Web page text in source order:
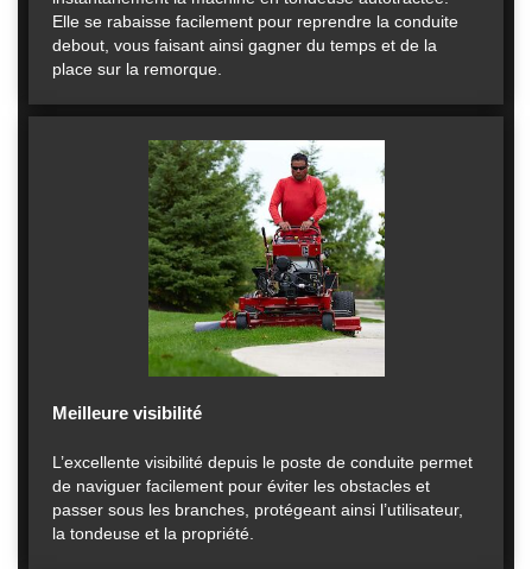
Elle se rabaisse facilement pour reprendre la conduite
debout, vous faisant ainsi gagner du temps et de la
place sur la remorque.
Meilleure visibilité
L’excellente visibilité depuis le poste de conduite permet
de naviguer facilement pour éviter les obstacles et
passer sous les branches, protégeant ainsi l’utilisateur,
la tondeuse et la propriété.